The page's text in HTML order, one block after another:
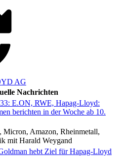
AG
Nachrichten
E.ON, RWE, Hapag-Lloyd:
berichten in der Woche ab 10.
Micron, Amazon, Rheinmetall,
mit Harald Weygand
hebt Ziel für Hapag-Lloyd